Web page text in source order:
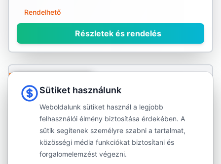
Rendelhető
Részletek és rendelés
Sütiket használunk
Weboldalunk sütiket használ a legjobb
felhasználói élmény biztosítása érdekében. A
sütik segítenek személyre szabni a tartalmat,
közösségi média funkciókat biztosítani és
forgalomelemzést végezni.